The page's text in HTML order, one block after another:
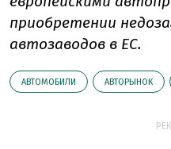
приобретении
автозаводов в ЕС.
АВТОМОБИЛИ АВТОРЫНОК